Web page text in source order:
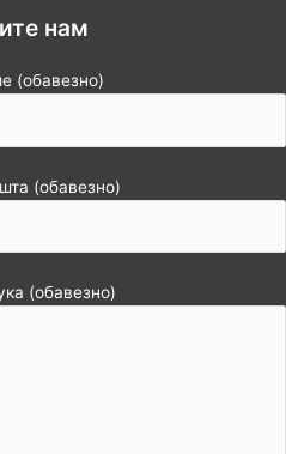
нам
(обавезно)
(обавезно)
(обавезно)